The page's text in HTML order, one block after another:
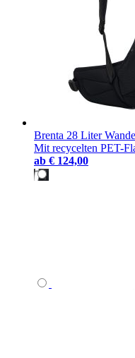
Brenta 28 Liter
Mit recycelten PET-
ab € 124,00